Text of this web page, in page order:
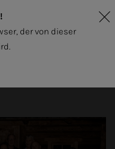
der von dieser